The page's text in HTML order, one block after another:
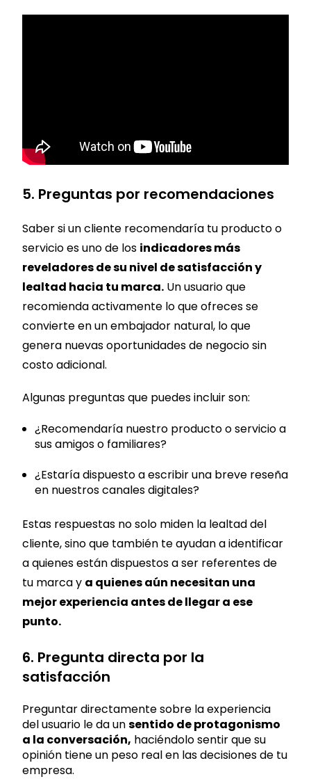
5. Preguntas por recomendaciones
Saber si un cliente recomendaría tu producto o
servicio es uno de los indicadores más
reveladores de su nivel de satisfacción y
lealtad hacia tu marca. Un usuario que
recomienda activamente lo que ofreces se
convierte en un embajador natural, lo que
genera nuevas oportunidades de negocio sin
costo adicional.
Algunas preguntas que puedes incluir son:
¿Recomendaría nuestro producto o servicio a
sus amigos o familiares?
¿Estaría dispuesto a escribir una breve reseña
en nuestros canales digitales?
Estas respuestas no solo miden la lealtad del
cliente, sino que también te ayudan a identificar
a quienes están dispuestos a ser referentes de
tu marca y a quienes aún necesitan una
mejor experiencia antes de llegar a ese
punto.
6. Pregunta directa por la
satisfacción
Preguntar directamente sobre la experiencia
del usuario le da unsentido de protagonismo
a la conversación, haciéndolo sentir que su
opinión tiene un peso real en las decisiones de tu
empresa.